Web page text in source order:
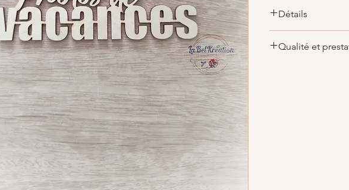
Détails
d'épaisseur
Qualité et
réalisé le jour de la